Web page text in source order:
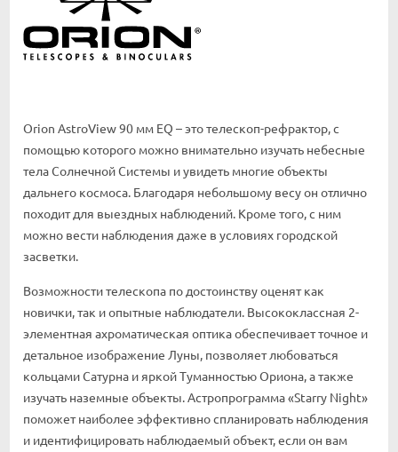
Orion AstroView 90 мм EQ – это телескоп-рефрактор, с
помощью которого можно внимательно изучать небесные
тела Солнечной Системы и увидеть многие объекты
дальнего космоса. Благодаря небольшому весу он отлично
походит для выездных наблюдений. Кроме того, с ним
можно вести наблюдения даже в условиях городской
засветки.
Возможности телескопа по достоинству оценят как
новички, так и опытные наблюдатели. Высококлассная 2-
элементная ахроматическая оптика обеспечивает точное и
детальное изображение Луны, позволяет любоваться
кольцами Сатурна и яркой Туманностью Ориона, а также
изучать наземные объекты. Астропрограмма «Starry Night»
поможет наиболее эффективно спланировать наблюдения
и идентифицировать наблюдаемый объект, если он вам